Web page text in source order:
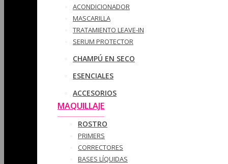
ACONDICIONADOR
MASCARILLA
TRATAMIENTO LEAVE-IN
SERUM PROTECTOR
CHAMPÚ EN SECO
ESENCIALES
ACCESORIOS
MAQUILLAJE
ROSTRO
PRIMERS
CORRECTORES
BASES LÍQUIDAS